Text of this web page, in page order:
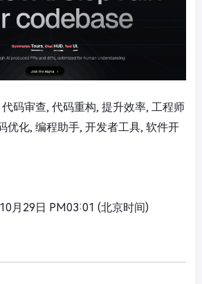
代码审查, 代码重构, 提升效率, 工程师
优化, 编程助手, 开发者工具, 软件开
月29日 PM03:01 (北京时间)